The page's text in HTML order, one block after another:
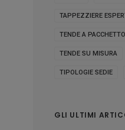
TAPPEZZIERE
TENDE A PACCHETTO
TENDE SU MISURA
TIPOLOGIE SEDIE
GLI ULTIMI